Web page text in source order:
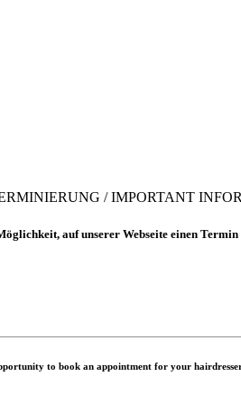
/ IMPORTANT
auf unserer Webseite einen
to book an appointment for your